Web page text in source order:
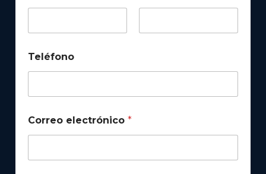
Teléfono
Correo electrónico*